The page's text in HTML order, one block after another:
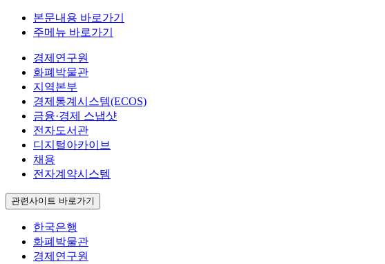
본문내용 바로가기
주메뉴 바로가기
경제연구원
화폐박물관
지역본부
경제통계시스템(ECOS)
금융·경제 스냅샷
전자도서관
디지털아카이브
채용
전자계약시스템
관련사이트 바로가기
한국은행
화폐박물관
경제연구원